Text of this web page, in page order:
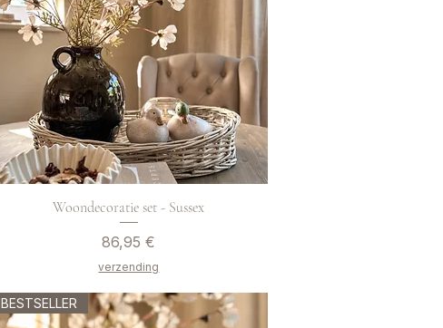
Woondecoratie set - Sussex
Preis
86,95 €
verzending
BESTSELLER